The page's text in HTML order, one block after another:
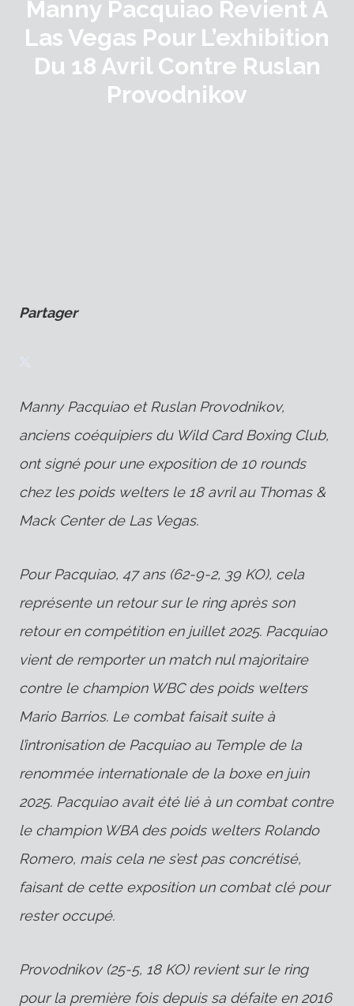
Manny Pacquiao Revient À
Las Vegas Pour L’exhibition
Du 18 Avril Contre Ruslan
Provodnikov
Partager
Manny Pacquiao et Ruslan Provodnikov,
anciens coéquipiers du Wild Card Boxing Club,
ont signé pour une exposition de 10 rounds
chez les poids welters le 18 avril au Thomas &
Mack Center de Las Vegas.
Pour Pacquiao, 47 ans (62-9-2, 39 KO), cela
représente un retour sur le ring après son
retour en compétition en juillet 2025. Pacquiao
vient de remporter un match nul majoritaire
contre le champion WBC des poids welters
Mario Barrios. Le combat faisait suite à
l’intronisation de Pacquiao au Temple de la
renommée internationale de la boxe en juin
2025. Pacquiao avait été lié à un combat contre
le champion WBA des poids welters Rolando
Romero, mais cela ne s’est pas concrétisé,
faisant de cette exposition un combat clé pour
rester occupé.
Provodnikov (25-5, 18 KO) revient sur le ring
pour la première fois depuis sa défaite en 2016